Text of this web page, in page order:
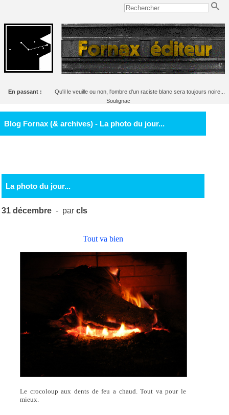
En passant :
Qu'il le veuille ou non, l'ombre d'un raciste blanc sera toujours noire...
Soulignac
Blog Fornax (& archives) - La photo du jour...
La photo du jour...
31 décembre - parcls
Tout va bien
Le crocoloup aux dents de feu a chaud. Tout va pour le
mieux.